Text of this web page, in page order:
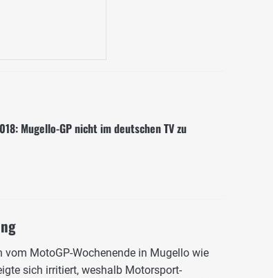
Mugello-GP nicht im deutschen TV zu
vom MotoGP-Wochenende in Mugello wie
sich irritiert, weshalb Motorsport-